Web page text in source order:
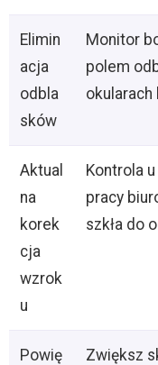
Elimin
acja
odbla
sków
Monitor
polem
okularach
Aktual
na
korek
cja
wzrok
u
Kontrola
pracy
szkła do
Powię
Zwiększ